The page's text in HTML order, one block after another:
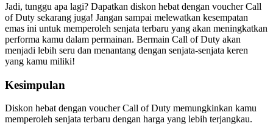
Jadi, tunggu apa lagi? Dapatkan diskon hebat dengan voucher Call
of Duty sekarang juga! Jangan sampai melewatkan kesempatan
emas ini untuk memperoleh senjata terbaru yang akan meningkatkan
performa kamu dalam permainan. Bermain Call of Duty akan
menjadi lebih seru dan menantang dengan senjata-senjata keren
yang kamu miliki!
Kesimpulan
Diskon hebat dengan voucher Call of Duty memungkinkan kamu
memperoleh senjata terbaru dengan harga yang lebih terjangkau.